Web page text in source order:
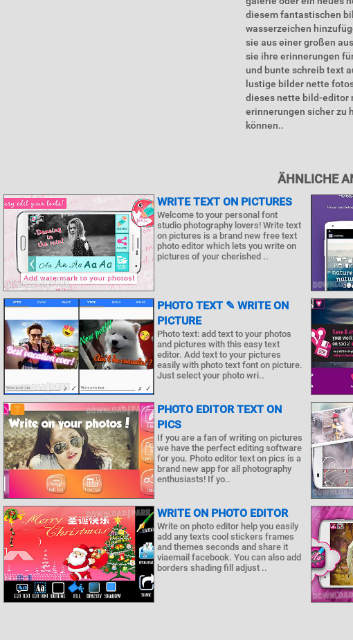
diesem fantastischen
wasserzeichen
sie aus einer großen
sie ihre erinnerungen
und bunte schreib text
lustige bilder nette
dieses nette bild-editor
erinnerungen sicher zu
können..
ÄHNLICHE
WRITE TEXT ON PICTURES
Welcome to your personal font
studio photography lovers! Write text
on pictures is a brand new free text
photo editor which lets you write on
pictures of your cherished ..
PHOTO TEXT ✎ WRITE ON
PICTURE
Photo text: add text to your photos
and pictures with this easy text
editor. Add text to your pictures
easily with photo text font on picture.
Just select your photo wri..
PHOTO EDITOR TEXT ON
PICS
If you are a fan of writing on pictures
we have the perfect editing software
for you. Photo editor text on pics is a
brand new app for all photography
enthusiasts! If yo..
WRITE ON PHOTO EDITOR
Write on photo editor help you easily
add any texts cool stickers frames
and themes seconds and share it
viaemail facebook. You can also add
borders shading fill adjust ..